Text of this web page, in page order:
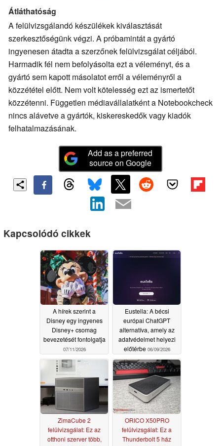
Átláthatóság
A felülvizsgálandó készülékek kiválasztását
szerkesztőségünk végzi. A próbamintát a gyártó
ingyenesen átadta a szerzőnek felülvizsgálat céljából.
Harmadik fél nem befolyásolta ezt a véleményt, és a
gyártó sem kapott másolatot erről a véleményről a
közzététel előtt. Nem volt kötelesség ezt az ismertetőt
közzétenni. Független médiavállalatként a Notebookcheck
nincs alávetve a gyártók, kiskereskedők vagy kiadók
felhatalmazásának.
Add as a preferred
source on Google
Kapcsolódó cikkek
A hírek szerint a
Disney egy ingyenes
Disney+ csomag
bevezetését fontolgatja
07/11/2026
Eustella: A bécsi
európai ChatGPT
alternatíva, amely az
adatvédelmet helyezi
előtérbe 06/09/2026
ZimaCube 2
felülvizsgálat: Ez az
otthoni szerver több,
ORICO X50PRO
felülvizsgálat: Ez a
Thunderbolt 5 ház